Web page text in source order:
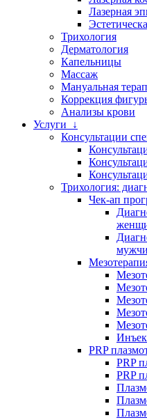
Лазерная
Трихология
Дерматология
Капельницы
Массаж
Мануальная
Коррекция
Анализы крови
Услуги ↓
Консультации
Трихология:
Чек-ап
PRP
PRP
PRP